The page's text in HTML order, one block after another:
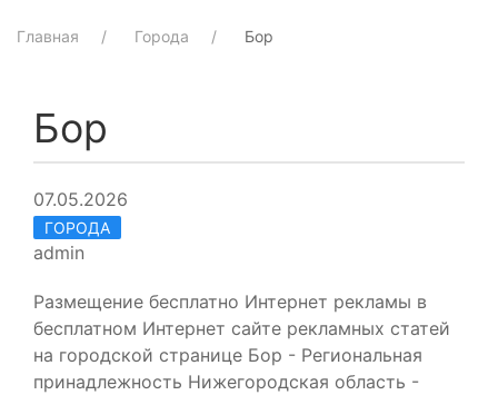
Главная Города Бор
Бор
07.05.2026
ГОРОДА
admin
Размещение бесплатно Интернет рекламы в
бесплатном Интернет сайте рекламных статей
на городской странице Бор - Региональная
принадлежность Нижегородская область -